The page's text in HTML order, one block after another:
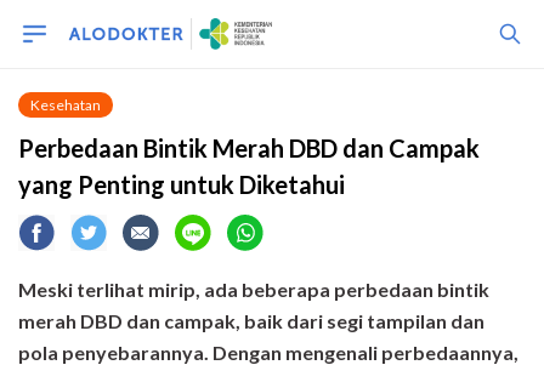
Kesehatan
Perbedaan Bintik Merah DBD dan Campak
yang Penting untuk Diketahui
Meski terlihat mirip, ada beberapa perbedaan bintik
merah DBD dan campak, baik dari segi tampilan dan
pola penyebarannya. Dengan mengenali perbedaannya,